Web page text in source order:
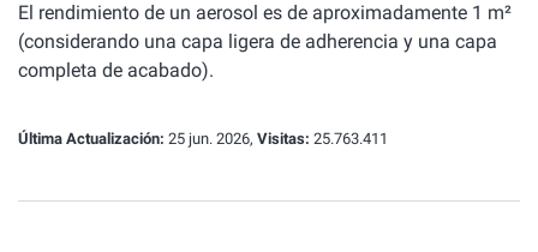
El rendimiento de un aerosol es de aproximadamente 1 m²
(considerando una capa ligera de adherencia y una capa
completa de acabado).
Última Actualización: 25 jun. 2026, Visitas: 25.763.411